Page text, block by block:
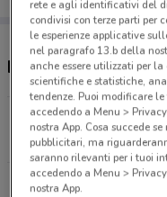
Negozi Alfea a
Via Laricio, 6
16 km
APERTO
rete e agli identificativi del
condivisi con terze parti per
le esperienze applicative
nel paragrafo 13.b della
anche essere utilizzati per
scientifiche e statistiche,
tendenze. Puoi modificare
accedendo a Menu >
nostra App. Cosa succede
pubblicitari, ma
saranno rilevanti per i tuoi
accedendo a Menu >
nostra App.